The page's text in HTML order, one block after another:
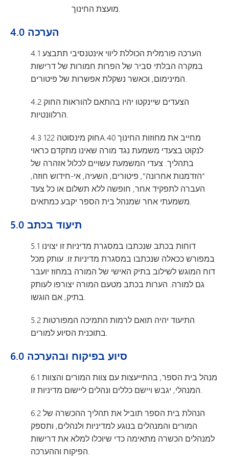
מועצת החינוך.
4.0 הערכה
4.1 הערכה פורמלית הכוללת ליווי אינטנסיבי תתבצע
במקרה הבלתי סביר של הפרות חמורות של דרישות
המינימום, וכאשר נשקלת אפשרות של פיטורים.
4.2 הצעדים שיינקטו יהיו בהתאם להוראות החוק
הרלוונטיות.
4.3 חוק מינסוטה 122A.40 מחייב את מחוזות החינוך
לנקוט בצעדי משמעת נגד מורה שאינו מתקדם כראוי
בתהליך. צעדי המשמעת עשויים לכלול אזהרה של
"הזדמנות אחרונה", פיטורים, השעיה, אי-חידוש חוזה,
העברה לתפקיד אחר, חופשה ללא תשלום או כל צעד
משמעתי אחר שמנהל בית הספר יקבע כמתאים.
5.0 תיעוד בכתב
5.1 דוחות בכתב שנכתבו במסגרת מדיניות זו יצוינו
במפורש ככאלה שנכתבו במסגרת מדיניות זו. עותק מכל
דוח המוגש לשילוב בתיק האישי של המורה במחוז יועבר
גם למורה. הערות בכתב מטעם המורה יצורפו לעותק
בתיק, אם הוגשו.
5.2 התיעוד יהיה תואם לרמות התמיכה המפורטות
בתוכנית הסיוע למורים.
6.0 סיוע בפיקוח ובהערכה
6.1 מנהל בית הספר, בהתייעצות עם צוות המורים והצוות
המנהלי, יגבש ויישם כללים ונהלים ליישום מדיניות זו.
6.2 הנהלת בית הספר תוביל את תהליך ההכשרה של
המורים והמנהלים בנוגע למדיניות ולנהלים, ותספק
למנהלים הכשרה מתאימה כדי שיוכלו למלא את דרישות
הפיקוח וההערכה.